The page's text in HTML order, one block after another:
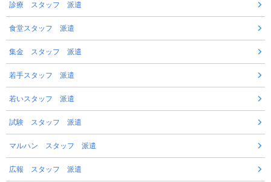
診療 スタッフ 派遣
食堂スタッフ 派遣
集金 スタッフ 派遣
若手スタッフ 派遣
若いスタッフ 派遣
試験 スタッフ 派遣
マルハン スタッフ 派遣
広報 スタッフ 派遣